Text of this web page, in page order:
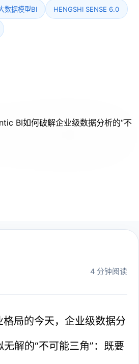
数据模型BI HENGSHI SENSE 6.0
4 分钟阅读
局的今天，企业级数据分
解的“不可能三角”：既要